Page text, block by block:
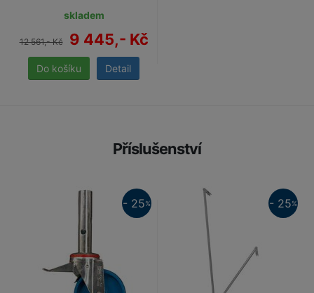
skladem
12 561,- Kč 9 445,- Kč
Detail
Příslušenství
- 25% - 25%